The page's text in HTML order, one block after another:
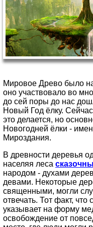
Мировое Древо было
оно участвовало во
до сей поры до нас
Новый Год ёлку.
это делается, но
Новогодней ёлки -
Мироздания.
В древности деревья
населяя леса
народом - духами
девами. Некоторые
священными, могли
отвечать. Тот факт,
указывает на форму
освобождение от